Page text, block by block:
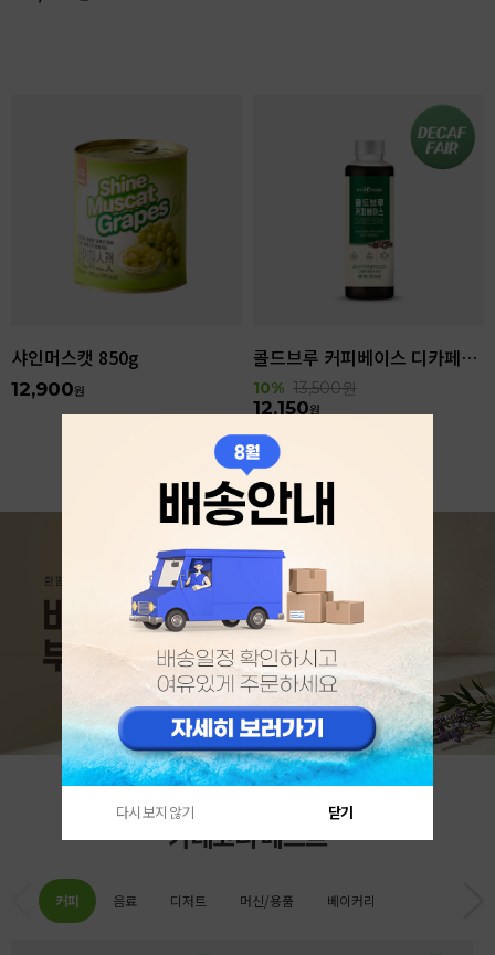
샤인머스캣 850g
12,900원
콜드브루 커피베이스 디카페인 리저브 440ml
10% 13,500원
12,150원
카테고리 베스트
커피 음료 디저트 머신/용품 베이커리
다시 보지 않기 닫기